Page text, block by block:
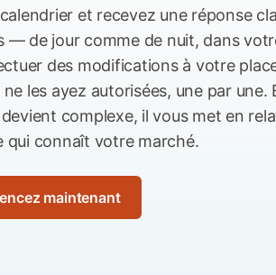
et recevez une réponse
— de jour comme de nuit, dans
des modifications à votre
ne les ayez autorisées, une par une.
complexe, il vous met en
qui connaît votre marché.
maintenant